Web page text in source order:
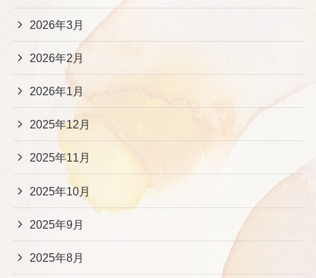
2026年3月
2026年2月
2026年1月
2025年12月
2025年11月
2025年10月
2025年9月
2025年8月